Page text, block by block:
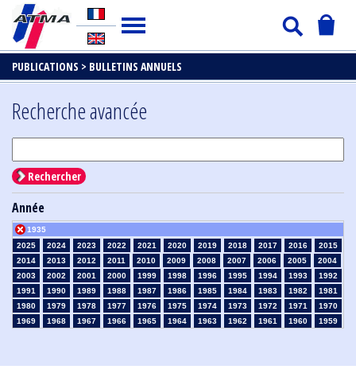
PUBLICATIONS > BULLETINS ANNUELS
Recherche avancée
Rechercher
Année
2025 2024 2023 2022 2021 2020 2019 2018 2017 2016
2015
2014
2013 2012 2011 2010 2009 2008 2007 2006 2005
2004
2003
2002 2001 2000 1999 1998 1996 1995 1994 1993
1992
1991
1990 1989 1988 1987 1986 1985 1984 1983 1982
1981
1980
1979 1978 1977 1976 1975 1974 1973 1972 1971
1970
1969
1968 1967 1966 1965 1964 1963 1962 1961 1960
1959
1935
1930
1929 1926 1925 1924 1915 1914 1913 1912 1911
1910